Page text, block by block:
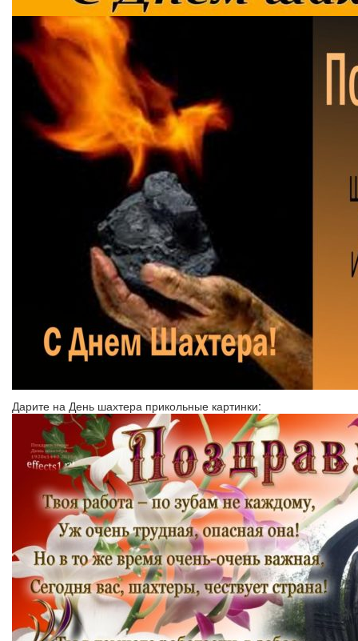
Дарите на День шахтера прикольные картинки: